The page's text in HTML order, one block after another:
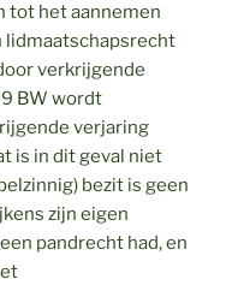
tot het aannemen
lidmaatschapsrecht
verkrijgende
BW wordt
verjaring
is in dit geval niet
bezit is geen
zijn eigen
pandrecht had, en